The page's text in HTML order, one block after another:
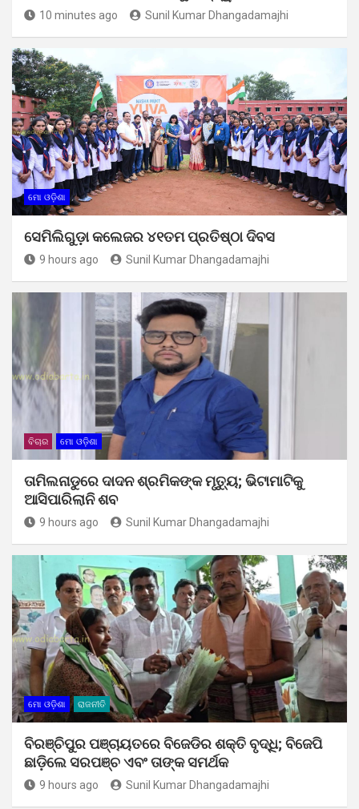
10 minutes ago Sunil Kumar Dhangadamajhi
ମୋ ଓଡ଼ିଶା
ସେମିଲିଗୁଡ଼ା କଲେଜର ୪୧ତମ ପ୍ରତିଷ୍ଠା ଦିବସ
9 hours ago Sunil Kumar Dhangadamajhi
ବିଚାର ମୋ ଓଡ଼ିଶା
ତାମିଲନାଡୁରେ ଦାଦନ ଶ୍ରମିକଙ୍କ ମୃତ୍ୟୁ; ଭିଟାମାଟିକୁ
ଆସିପାରିଲାନି ଶବ
9 hours ago Sunil Kumar Dhangadamajhi
ମୋ ଓଡ଼ିଶା ରାଜନୀତି
ବିରଞ୍ଚିପୁର ପଞ୍ଚାୟତରେ ବିଜେଡିର ଶକ୍ତି ବୃଦ୍ଧି; ବିଜେପି
ଛାଡ଼ିଲେ ସରପଞ୍ଚ ଏବଂ ତାଙ୍କ ସମର୍ଥକ
9 hours ago Sunil Kumar Dhangadamajhi